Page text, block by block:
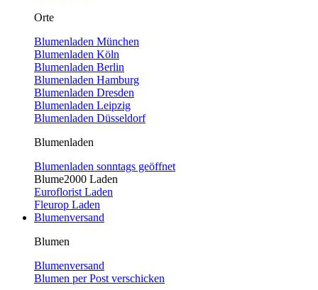
Orte
Blumenladen München
Blumenladen Köln
Blumenladen Berlin
Blumenladen Hamburg
Blumenladen Dresden
Blumenladen Leipzig
Blumenladen Düsseldorf
Blumenladen
Blumenladen sonntags geöffnet
Blume2000 Laden
Euroflorist Laden
Fleurop Laden
Blumenversand
Blumen
Blumenversand
Blumen per Post verschicken